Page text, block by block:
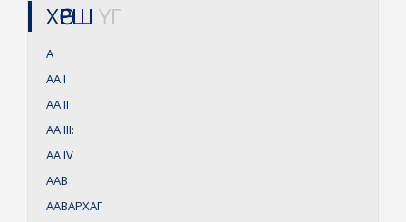
ХӨРШ ҮГ
А
ААI
ААII
ААIII:
ААIV
ААВ
ААВАРХАГ